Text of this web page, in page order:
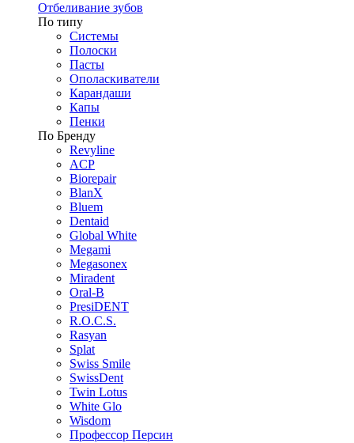
Отбеливание зубов
По типу
Системы
Полоски
Пасты
Ополаскиватели
Карандаши
Капы
Пенки
По Бренду
Revyline
ACP
Biorepair
BlanX
Bluem
Dentaid
Global White
Megami
Megasonex
Miradent
Oral-B
PresiDENT
R.O.C.S.
Rasyan
Splat
Swiss Smile
SwissDent
Twin Lotus
White Glo
Wisdom
Профессор Персин